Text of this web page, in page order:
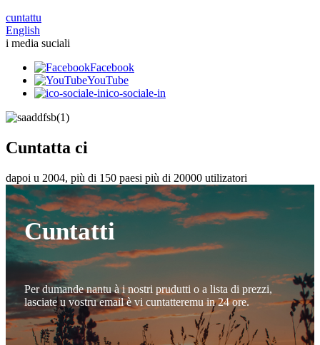
cuntattu
English
i media suciali
Facebook
YouTube
ico-sociale-in
Cuntatta ci
dapoi u 2004, più di 150 paesi più di 20000 utilizatori
Cuntatti
Per dumande nantu à i nostri prudutti o a lista di prezzi,
lasciate u vostru email è vi cuntatteremu in 24 ore.